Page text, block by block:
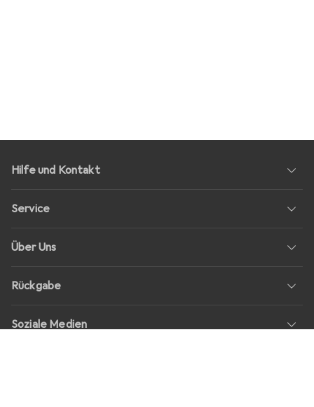
Hilfe und Kontakt
Service
Über Uns
Rückgabe
Soziale Medien